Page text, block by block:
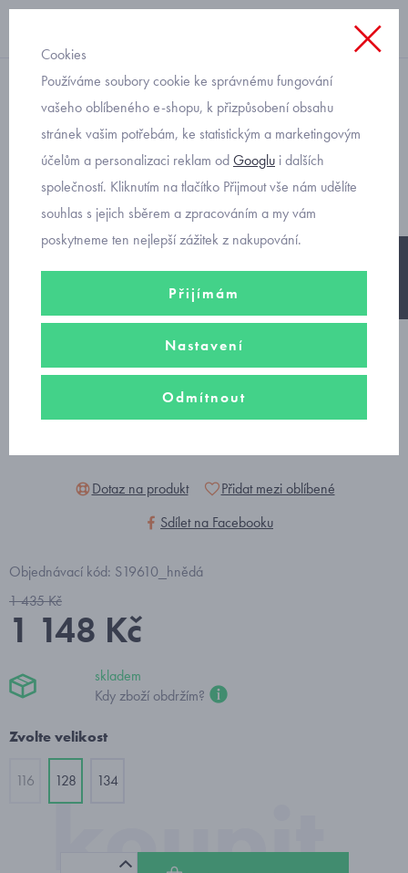
zimní bunda
dětská chlapecká prošívaná
bunda Mayoral 4468-15
Dotaz na produkt
Přidat mezi oblíbené
Sdílet na Facebooku
Objednávací kód: S19610_hnědá
1 435 Kč
1 148 Kč
skladem
Kdy zboží obdržím?
Zvolte velikost
116 128 134
Cookies
Používáme soubory cookie ke správnému fungování
vašeho oblíbeného e-shopu, k přizpůsobení obsahu
stránek vašim potřebám, ke statistickým a marketingovým
účelům a personalizaci reklam odGooglu i dalších
společností. Kliknutím na tlačítko Přijmout vše nám udělíte
souhlas s jejich sběrem a zpracováním a my vám
poskytneme ten nejlepší zážitek z nakupování.
Přijímám
Nastavení
Odmítnout